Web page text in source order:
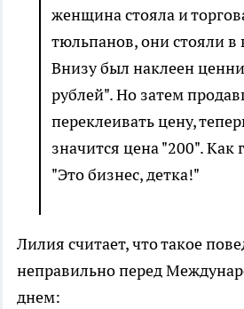
женщина стояла и
тюльпанов, они стояли в
Внизу был наклеен
рублей". Но затем
переклеивать цену,
значится цена "200". Как
"Это бизнес, детка!"
Лилия считает, что такое
неправильно перед
днем: